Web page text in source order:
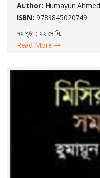
Author: Humayun Ahmed
ISBN: 9789845020749.
৭২ পৃষ্ঠা ; ২২ সে মি.
Read More